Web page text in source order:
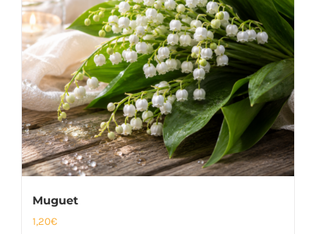
Muguet
1,20€